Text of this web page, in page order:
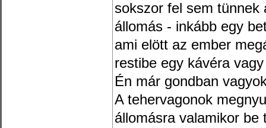
sokszor fel sem tünnek
állomás - inkább egy
ami elött az ember
restibe egy kávéra
Én már gondban
A tehervagonok
állomásra valamikor be